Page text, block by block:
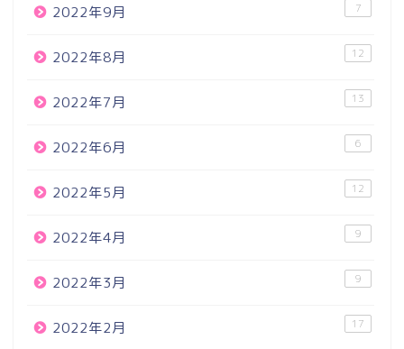
2022年9月 7
2022年8月 12
2022年7月 13
2022年6月 6
2022年5月 12
2022年4月 9
2022年3月 9
2022年2月 17